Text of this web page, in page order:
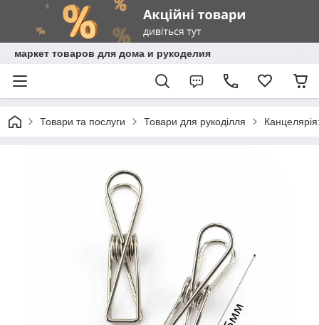
маркет товаров для дома и рукоделия
Товари та послуги Товари для рукоділля